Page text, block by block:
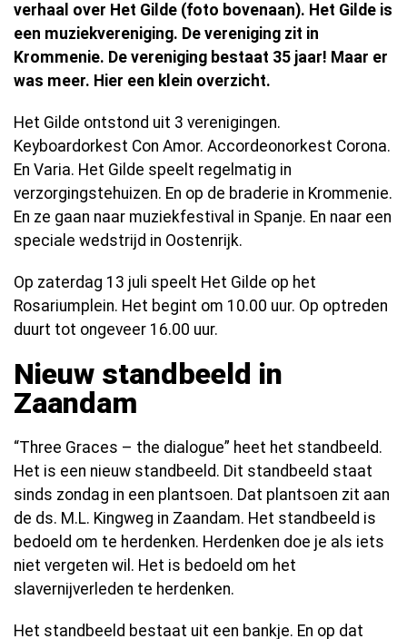
verhaal over Het Gilde (foto bovenaan). Het Gilde is
een muziekvereniging. De vereniging zit in
Krommenie. De vereniging bestaat 35 jaar! Maar er
was meer. Hier een klein overzicht.
Het Gilde ontstond uit 3 verenigingen.
Keyboardorkest Con Amor. Accordeonorkest Corona.
En Varia. Het Gilde speelt regelmatig in
verzorgingstehuizen. En op de braderie in Krommenie.
En ze gaan naar muziekfestival in Spanje. En naar een
speciale wedstrijd in Oostenrijk.
Op zaterdag 13 juli speelt Het Gilde op het
Rosariumplein. Het begint om 10.00 uur. Op optreden
duurt tot ongeveer 16.00 uur.
Nieuw standbeeld in
Zaandam
“Three Graces – the dialogue” heet het standbeeld.
Het is een nieuw standbeeld. Dit standbeeld staat
sinds zondag in een plantsoen. Dat plantsoen zit aan
de ds. M.L. Kingweg in Zaandam. Het standbeeld is
bedoeld om te herdenken. Herdenken doe je als iets
niet vergeten wil. Het is bedoeld om het
slavernijverleden te herdenken.
Het standbeeld bestaat uit een bankje. En op dat